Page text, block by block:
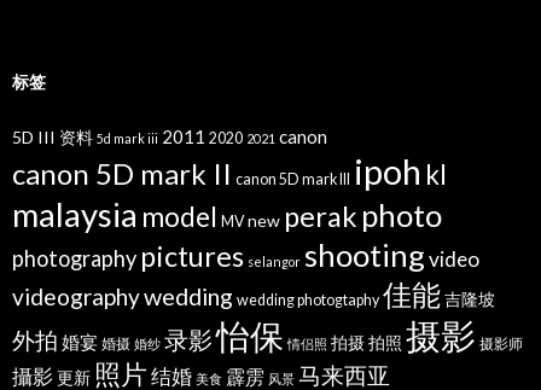
标签
5D III 资料 5d mark iii 2011 2020 2021 canon
canon 5D mark II canon 5D mark III ipoh kl
malaysia model MV new perak photo
photography pictures selangor shootingvideo
videographywedding wedding photogtaphy 佳能吉隆坡
外拍 婚宴 婚摄 婚纱 录影怡保 情侣照 拍摄拍照 摄影 摄影师
攝影 更新 照片结婚 美食 霹雳 风景 马来西亚